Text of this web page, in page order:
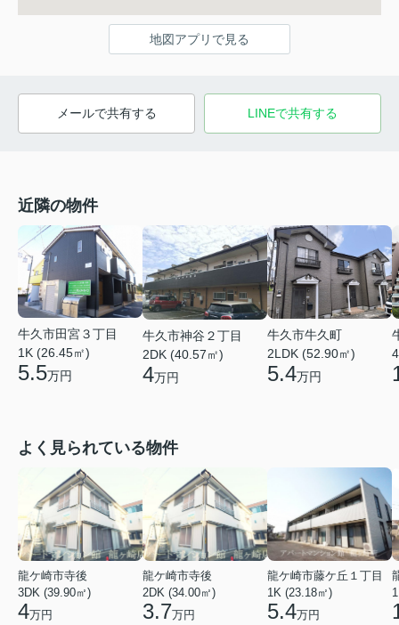
地図アプリで見る
メールで共有する LINEで共有する
近隣の物件
牛久市田宮３丁目
1K (26.45㎡)
5.5万円
牛久市神谷２丁目
2DK (40.57㎡)
4万円
牛久市牛久町
2LDK (52.90㎡)
5.4万円
よく見られている物件
龍ケ崎市寺後
3DK (39.90㎡)
4万円
龍ケ崎市寺後
2DK (34.00㎡)
3.7万円
龍ケ崎市藤ケ丘１丁目
1K (23.18㎡)
5.4万円